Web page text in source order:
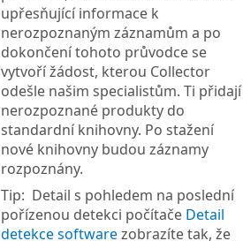
upřesňující informace k
nerozpoznaným záznamům a po
dokončení tohoto průvodce se
vytvoří žádost, kterou Collector
odešle našim specialistům. Ti přidají
nerozpoznané produkty do
standardní knihovny. Po stažení
nové knihovny budou záznamy
rozpoznány.
Tip: Detail s pohledem na poslední
pořízenou detekci počítače Detail
detekce softwarezobrazíte tak, že